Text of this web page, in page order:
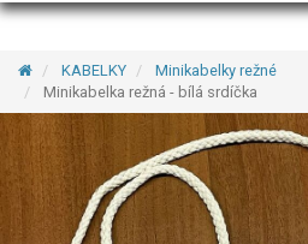
KABELKY
Minikabelky režné
Minikabelka režná - bílá srdíčka